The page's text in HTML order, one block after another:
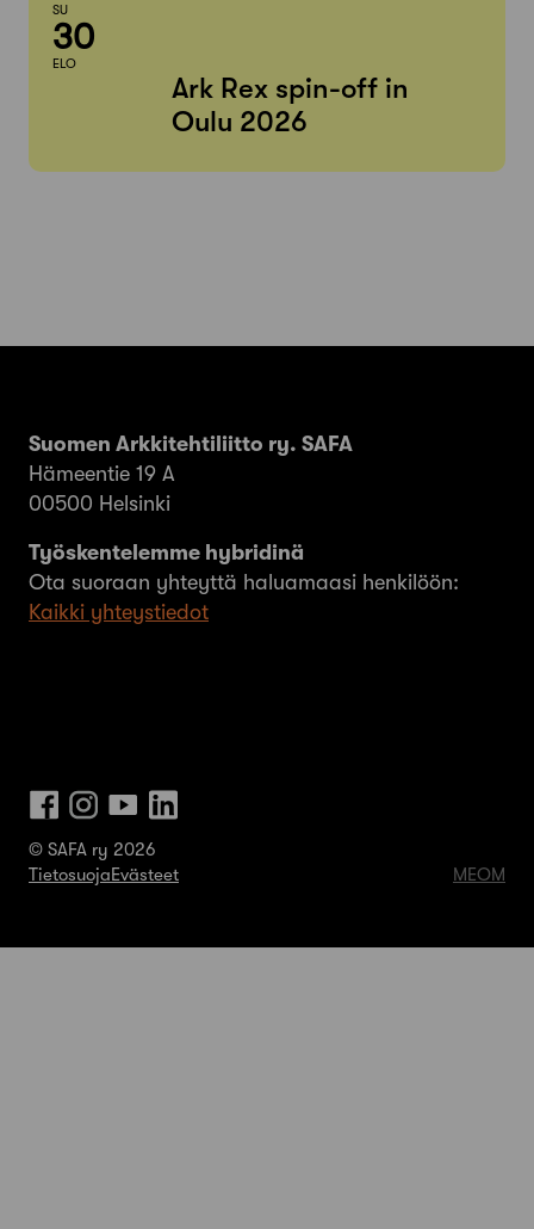
SU
30
ELO
Ark Rex spin-off in
Oulu 2026
Suomen Arkkitehtiliitto ry. SAFA
Hämeentie 19 A
00500 Helsinki
Työskentelemme hybridinä
Ota suoraan yhteyttä haluamaasi henkilöön:
Kaikki yhteystiedot
© SAFA ry 2026
TietosuojaEvästeet MEOM